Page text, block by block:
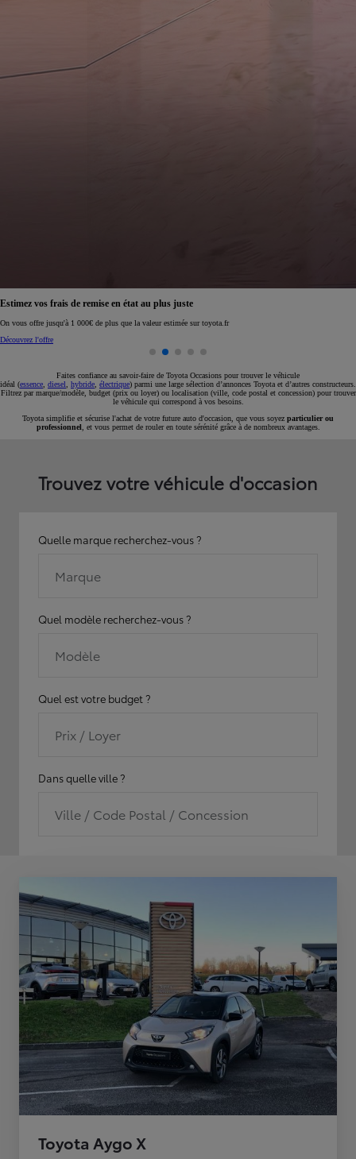
Réservez en ligne votre occasion pour 1€ seulement
Réservez en ligne
Faites confiance au savoir-faire de Toyota Occasions pour trouver le véhicule
idéal (essence diesel hybride électrique) parmi une large sélection d’annonces Toyota et d’autres constructeurs.
Filtrez par marque/modèle, budget (prix ou loyer) ou localisation (ville, code postal et concession) pour trouver
le véhicule qui correspond à vos besoins.
Toyota simplifie et sécurise l'achat de votre future auto d'occasion, que vous soyez particulier ou
professionnel , et vous permet de rouler en toute sérénité grâce à de nombreux avantages.
Trouvez votre véhicule d'occasion
Quelle marque recherchez-vous ?
Marque
Quel modèle recherchez-vous ?
Modèle
Quel est votre budget ?
Prix / Loyer
Dans quelle ville ?
Ville / Code Postal / Concession
Toyota Aygo X